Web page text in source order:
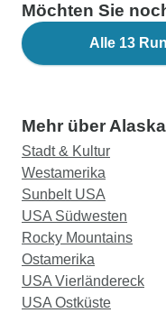
Möchten Sie
Alle 13
Mehr über Alaska
Stadt & Kultur
Westamerika
Sunbelt USA
USA Südwesten
Rocky Mountains
Ostamerika
USA Vierländereck
USA Ostküste